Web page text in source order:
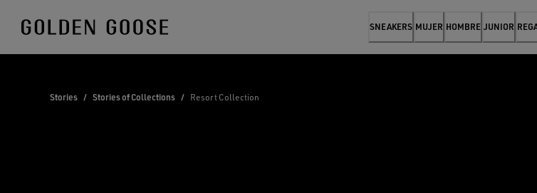
SNEAKERS MUJER HOMBRE JUNIOR
Stories / Stories of Collections / Resort Collection